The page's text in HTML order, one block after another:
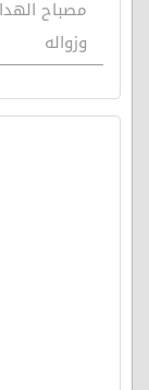
وزواله